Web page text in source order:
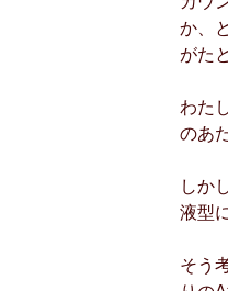
か、
がた
わた
のあ
しか
液型
そう